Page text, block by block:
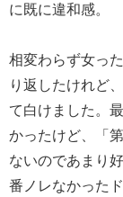
に既に違和感。
相変わらず女っ
り返したけれど
て白けました。
かったけど、「
ないのであまり
番ノレなかった